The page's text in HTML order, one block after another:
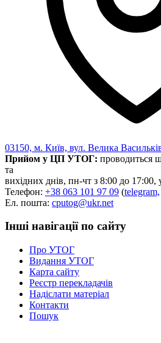
Хмельницька
Черкаська область
Чернівецька область
Чернігівська область
Особи
питань укладення
Вивчаємо жестову мову
Ресурс для вивчення
ЦУЖМ
Проєкт "Жестова мова
Про шахрайські схеми
ВІКТОРИНА
На допомогу військовим
Медична термінологія
Статут УТОГ
Нормативна база УТОГ
Конвенція ООН
Законодавство
Декларації
Документи ВФГ
Міжнародні документи
03150, м. Київ, вул. Велика
Прийом у ЦП УТОГ: проводиться
та
вихідних днів, пн-чт з 8:00 до 17:00,
Телефон: +38 063 101 97 09 (telegram,
Ел. пошта: cputog@ukr.net
Інші навігації по сайту
Про УТОГ
Видання УТОГ
Карта сайту
Реєстр перекладачів
Надіслати матеріал
Контакти
Пошук